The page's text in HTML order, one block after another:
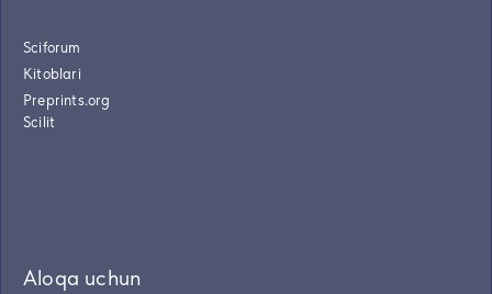
Sciforum
Kitoblari
Preprints.org
Scilit
Aloqa uchun